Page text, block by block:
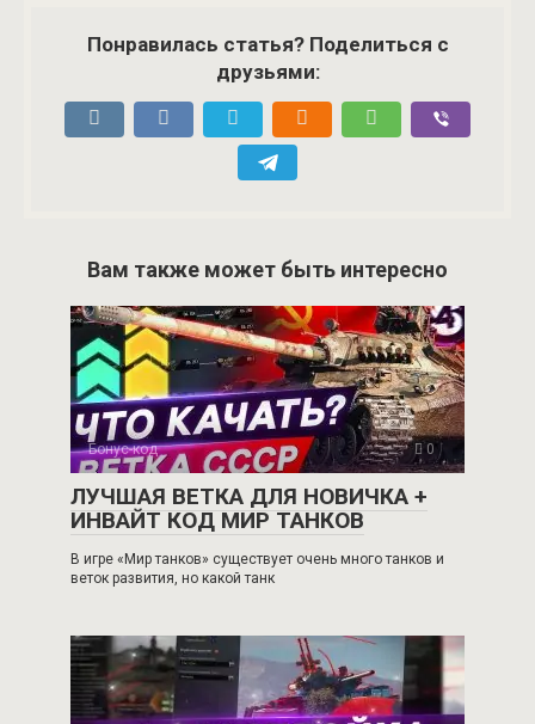
Понравилась статья? Поделиться с
друзьями:
Вам также может быть интересно
Бонус-код 0
ЛУЧШАЯ ВЕТКА ДЛЯ НОВИЧКА +
ИНВАЙТ КОД МИР ТАНКОВ
В игре «Мир танков» существует очень много танков и
веток развития, но какой танк